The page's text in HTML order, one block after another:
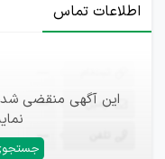
اطلاعات تماس
این آگهی منقضی
ایمیل —
—